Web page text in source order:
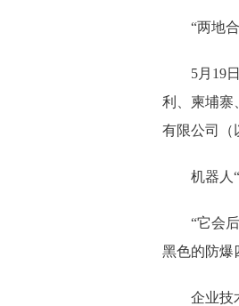
“两地
5月19
利、柬埔寨
有限公司（
机器人
“它会
黑色的防爆
企业技